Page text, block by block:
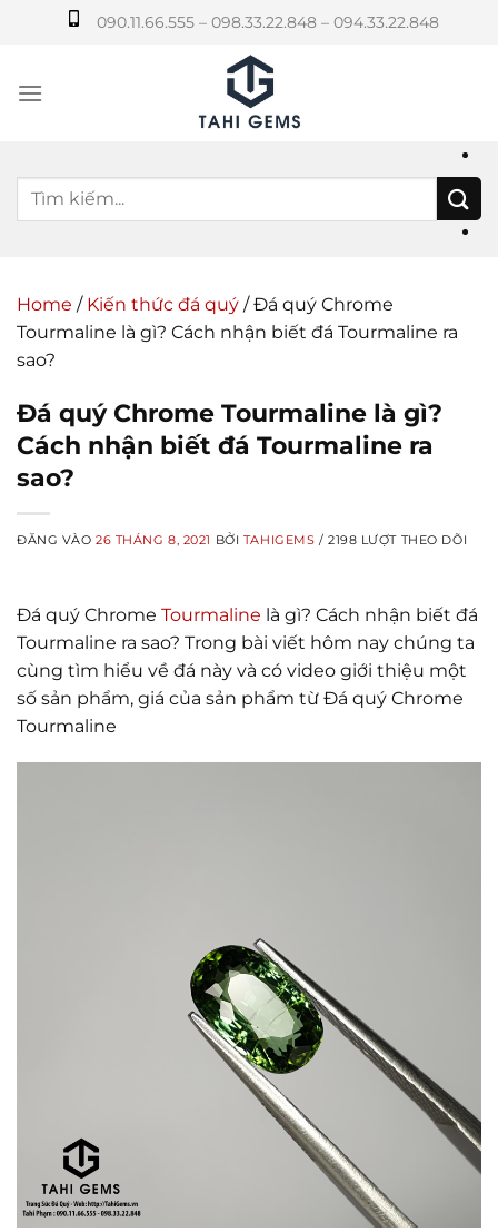
dung
090.11.66.555 – 098.33.22.848 – 094.33.22.848
Home / Kiến thức đá quý /Đá quý Chrome
Tourmaline là gì? Cách nhận biết đá Tourmaline ra
sao?
Đá quý Chrome Tourmaline là gì?
Cách nhận biết đá Tourmaline ra
sao?
ĐĂNG VÀO26 THÁNG 8, 2021 BỞI TAHIGEMS / 2198 LƯỢT THEO DÕI
Đá quý Chrome Tourmaline là gì? Cách nhận biết đá
Tourmaline ra sao? Trong bài viết hôm nay chúng ta
cùng tìm hiểu về đá này và có video giới thiệu một
số sản phẩm, giá của sản phẩm từ Đá quý Chrome
Tourmaline